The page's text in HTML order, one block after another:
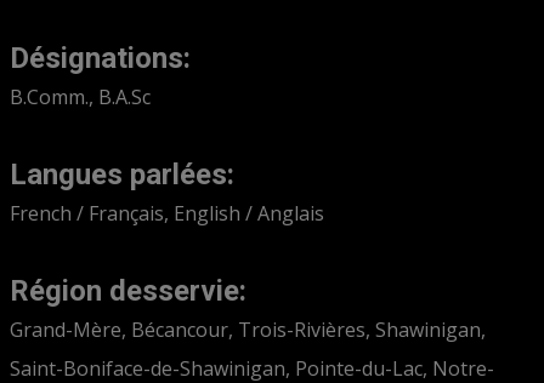
Désignations:
B.Comm., B.A.Sc
Langues parlées:
French / Français, English / Anglais
Région desservie:
Grand-Mère, Bécancour, Trois-Rivières, Shawinigan,
Saint-Boniface-de-Shawinigan, Pointe-du-Lac, Notre-